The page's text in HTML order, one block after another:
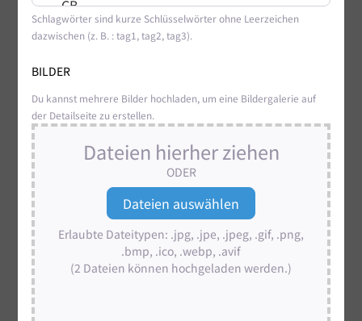
Schlagwörter sind kurze Schlüsselwörter ohne Leerzeichen
dazwischen (z. B. : tag1, tag2, tag3).
BILDER
Du kannst mehrere Bilder hochladen, um eine Bildergalerie auf
der Detailseite zu erstellen.
Dateien hierher ziehen
ODER
Erlaubte Dateitypen: .jpg, .jpe, .jpeg, .gif, .png,
.bmp, .ico, .webp, .avif
(2 Dateien können hochgeladen werden.)